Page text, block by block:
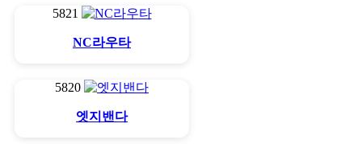
5821
NC라우타
5820
엣지밴다